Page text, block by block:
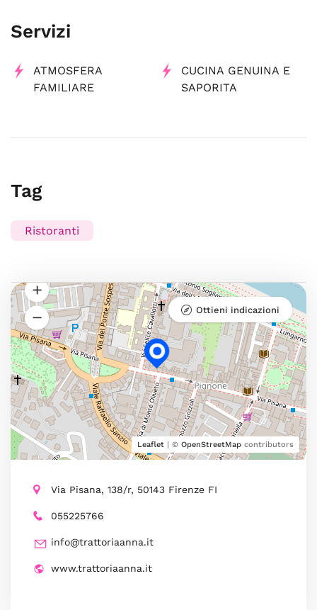
Servizi
ATMOSFERA
FAMILIARE
CUCINA GENUINA E
SAPORITA
Tag
Ristoranti
Leaflet | © OpenStreetMap contributors
Ottieni indicazioni
Via Pisana, 138/r, 50143 Firenze FI
055225766
info@trattoriaanna.it
www.trattoriaanna.it